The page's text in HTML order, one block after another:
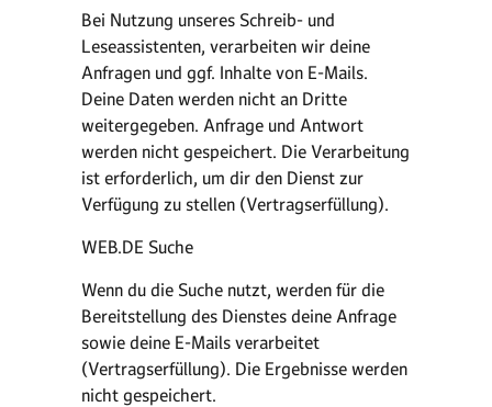
Bei Nutzung unseres Schreib- und
Leseassistenten, verarbeiten wir deine
Anfragen und ggf. Inhalte von E-Mails.
Deine Daten werden nicht an Dritte
weitergegeben. Anfrage und Antwort
werden nicht gespeichert. Die Verarbeitung
ist erforderlich, um dir den Dienst zur
Verfügung zu stellen (Vertragserfüllung).
WEB.DE Suche
Wenn du die Suche nutzt, werden für die
Bereitstellung des Dienstes deine Anfrage
sowie deine E-Mails verarbeitet
(Vertragserfüllung). Die Ergebnisse werden
nicht gespeichert.